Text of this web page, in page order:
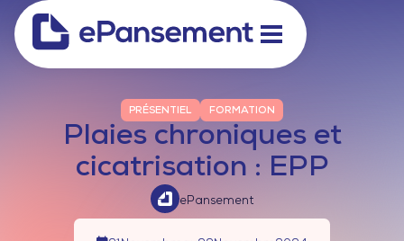
PRÉSENTIEL FORMATION
Plaies chroniques et
cicatrisation : EPP
ePansement